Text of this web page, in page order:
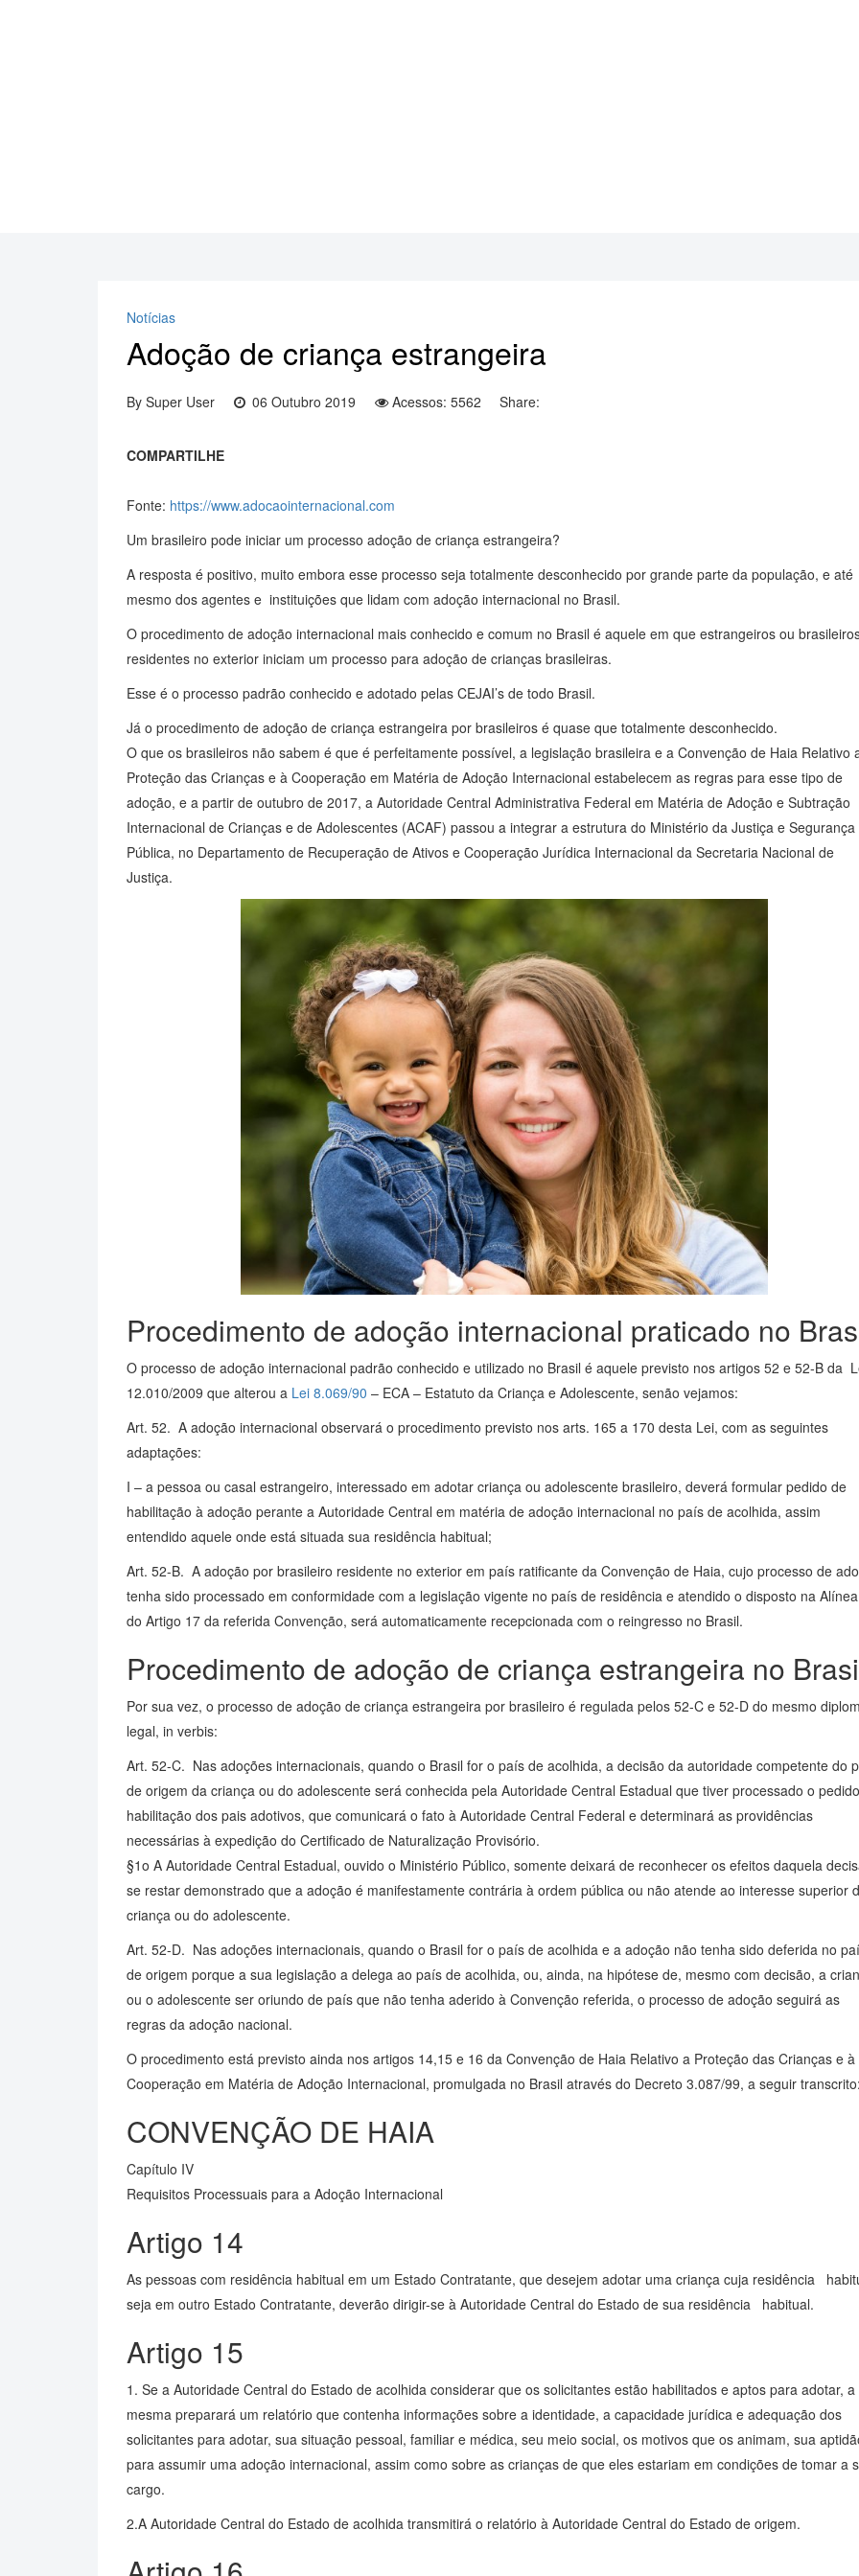
Notícias
Adoção de criança estrangeira
By Super User 06 Outubro 2019 Acessos: 5562 Share:
COMPARTILHE
Fonte: https://www.adocaointernacional.com
Um brasileiro pode iniciar um processo adoção de criança estrangeira?
A resposta é positivo, muito embora esse processo seja totalmente desconhecido por grande parte da população, e até
mesmo dos agentes e instituições que lidam com adoção internacional no Brasil.
O procedimento de adoção internacional mais conhecido e comum no Brasil é aquele em que estrangeiros ou
residentes no exterior iniciam um processo para adoção de crianças brasileiras.
Esse é o processo padrão conhecido e adotado pelas CEJAI’s de todo Brasil.
Já o procedimento de adoção de criança estrangeira por brasileiros é quase que totalmente desconhecido.
O que os brasileiros não sabem é que é perfeitamente possível, a legislação brasileira e a Convenção de Haia Relativo
Proteção das Crianças e à Cooperação em Matéria de Adoção Internacional estabelecem as regras para esse tipo de
adoção, e a partir de outubro de 2017, a Autoridade Central Administrativa Federal em Matéria de Adoção e Subtração
Internacional de Crianças e de Adolescentes (ACAF) passou a integrar a estrutura do Ministério da Justiça e Segurança
Pública, no Departamento de Recuperação de Ativos e Cooperação Jurídica Internacional da Secretaria Nacional de
Justiça.
Procedimento de adoção internacional praticado no
O processo de adoção internacional padrão conhecido e utilizado no Brasil é aquele previsto nos artigos 52 e 52-B da
12.010/2009 que alterou a Lei 8.069/90 – ECA – Estatuto da Criança e Adolescente, senão vejamos:
Art. 52. A adoção internacional observará o procedimento previsto nos arts. 165 a 170 desta Lei, com as seguintes
adaptações:
I – a pessoa ou casal estrangeiro, interessado em adotar criança ou adolescente brasileiro, deverá formular pedido de
habilitação à adoção perante a Autoridade Central em matéria de adoção internacional no país de acolhida, assim
entendido aquele onde está situada sua residência habitual;
Art. 52-B. A adoção por brasileiro residente no exterior em país ratificante da Convenção de Haia, cujo processo de
tenha sido processado em conformidade com a legislação vigente no país de residência e atendido o disposto na
do Artigo 17 da referida Convenção, será automaticamente recepcionada com o reingresso no Brasil.
Procedimento de adoção de criança estrangeira no
Por sua vez, o processo de adoção de criança estrangeira por brasileiro é regulada pelos 52-C e 52-D do mesmo
legal, in verbis:
Art. 52-C. Nas adoções internacionais, quando o Brasil for o país de acolhida, a decisão da autoridade competente do
de origem da criança ou do adolescente será conhecida pela Autoridade Central Estadual que tiver processado o
habilitação dos pais adotivos, que comunicará o fato à Autoridade Central Federal e determinará as providências
necessárias à expedição do Certificado de Naturalização Provisório.
§1o A Autoridade Central Estadual, ouvido o Ministério Público, somente deixará de reconhecer os efeitos daquela
se restar demonstrado que a adoção é manifestamente contrária à ordem pública ou não atende ao interesse superior
criança ou do adolescente.
Art. 52-D. Nas adoções internacionais, quando o Brasil for o país de acolhida e a adoção não tenha sido deferida no
de origem porque a sua legislação a delega ao país de acolhida, ou, ainda, na hipótese de, mesmo com decisão, a
ou o adolescente ser oriundo de país que não tenha aderido à Convenção referida, o processo de adoção seguirá as
regras da adoção nacional.
O procedimento está previsto ainda nos artigos 14,15 e 16 da Convenção de Haia Relativo a Proteção das Crianças e à
Cooperação em Matéria de Adoção Internacional, promulgada no Brasil através do Decreto 3.087/99, a seguir transcrito:
CONVENÇÃO DE HAIA
Capítulo IV
Requisitos Processuais para a Adoção Internacional
Artigo 14
As pessoas com residência habitual em um Estado Contratante, que desejem adotar uma criança cuja residência
seja em outro Estado Contratante, deverão dirigir-se à Autoridade Central do Estado de sua residência habitual.
Artigo 15
1. Se a Autoridade Central do Estado de acolhida considerar que os solicitantes estão habilitados e aptos para adotar, a
mesma preparará um relatório que contenha informações sobre a identidade, a capacidade jurídica e adequação dos
solicitantes para adotar, sua situação pessoal, familiar e médica, seu meio social, os motivos que os animam, sua
para assumir uma adoção internacional, assim como sobre as crianças de que eles estariam em condições de tomar a
cargo.
2.A Autoridade Central do Estado de acolhida transmitirá o relatório à Autoridade Central do Estado de origem.